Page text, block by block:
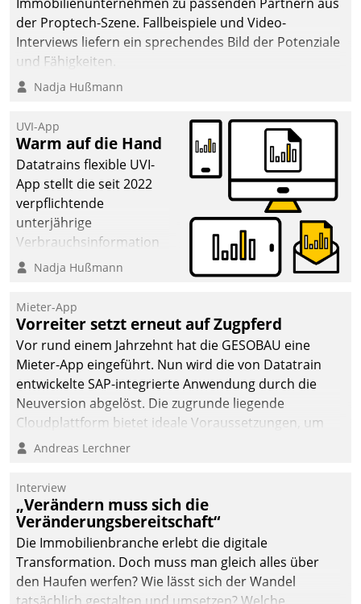
der Proptech-Szene. Fallbeispiele und Video-
Interviews liefern ein sprechendes Bild der Potenziale
und Fähigkeiten.
Nadja Hußmann
UVI-App
Warm auf die Hand
Datatrains flexible UVI-
App stellt die seit 2022
verpflichtende
unterjährige
Verbrauchsinformation
schnell, zuverlässig und
Die monatlichen
Mitteilungen zum
Heizungs- und
Wasserverbrauch gehen
automatisiert, vollständig
und auf Wunsch über
mehrere zuvor
Kommunikationswege bei
Nadja Hußmann
Mieter-App
Vorreiter setzt erneut auf Zugpferd
Vor rund einem Jahrzehnt hat die GESOBAU eine
Mieter-App eingeführt. Nun wird die von Datatrain
entwickelte SAP-integrierte Anwendung durch die
Neuversion abgelöst. Die zugrunde liegende
Cloudplattform bietet ideale Voraussetzungen, um
die Funktionalität der App zu erweitern und weitere
integrieren.
Andreas Lerchner
Interview
„Verändern muss sich die
Veränderungsbereitschaft“
Die Immobilienbranche erlebt die digitale
Transformation. Doch muss man gleich alles über
den Haufen werfen? Wie lässt sich der Wandel